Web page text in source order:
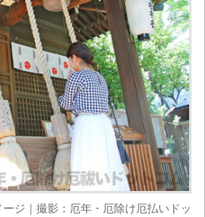
ジ｜撮影：厄年・厄除け厄払いドッ